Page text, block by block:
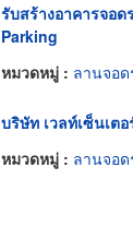
รับสร้างอาคารจอ
Parking
หมวดหมู่ : ลานจอด
บริษัท เวลท์เซ็นเต
หมวดหมู่ : ลานจอด